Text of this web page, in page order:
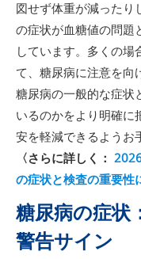
図せず体重が減ったり
の症状が血糖値の問題
しています。多くの
て、糖尿病に注意を向
糖尿病の一般的な症状
いるのかをより明確に
安を軽減できるようお
〈さらに詳しく：
の症状と検査の重要性
糖尿病の症状
警告サイン